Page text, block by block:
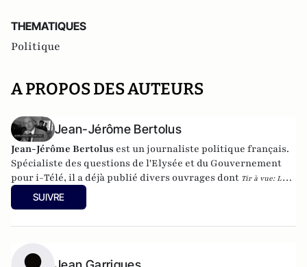
THEMATIQUES
Politique
A PROPOS DES AUTEURS
Jean-Jérôme Bertolus
Jean-Jérôme Bertolus est un journaliste politique français.
Spécialiste des questions de l'Elysée et du Gouvernement
pour i-Télé, il a déjà publié divers ouvrages dont Tir à vue: La
folle histoire des présidentielles
2011 (disponibleici).
SUIVRE